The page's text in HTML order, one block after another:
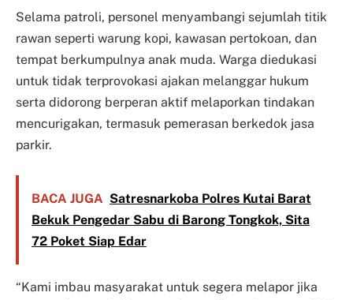
Selama patroli, personel menyambangi sejumlah titik
rawan seperti warung kopi, kawasan pertokoan, dan
tempat berkumpulnya anak muda. Warga diedukasi
untuk tidak terprovokasi ajakan melanggar hukum
serta didorong berperan aktif melaporkan tindakan
mencurigakan, termasuk pemerasan berkedok jasa
parkir.
BACA JUGA Satresnarkoba Polres Kutai Barat
Bekuk Pengedar Sabu di Barong Tongkok, Sita
72 Poket Siap Edar
“Kami imbau masyarakat untuk segera melapor jika